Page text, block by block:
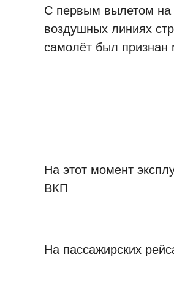
С первым вылетом на
воздушных линиях
самолёт был признан
На этот момент
ВКП
На пассажирских